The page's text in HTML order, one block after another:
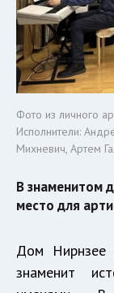
Фото из личного
Исполнители:
Михневич, Артем
В знаменитом
место для
Дом Нирнзее
знаменит